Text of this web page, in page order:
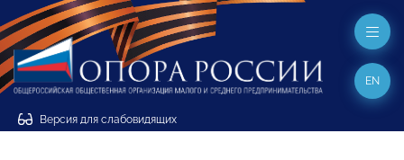
Версия для слабовидящих
EN